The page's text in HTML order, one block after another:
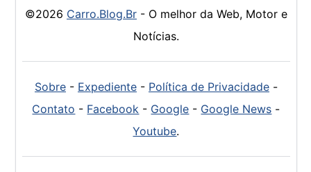
©2026 Carro.Blog.Br- O melhor da Web, Motor e
Notícias.
Sobre- Expediente- Política de Privacidade-
Contato - Facebook - Google - Google News -
Youtube.